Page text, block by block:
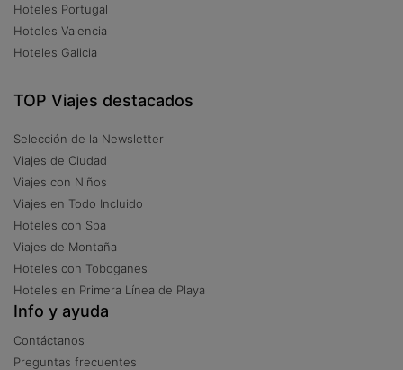
Hoteles Portugal
Hoteles Valencia
Hoteles Galicia
TOP Viajes destacados
Selección de la Newsletter
Viajes de Ciudad
Viajes con Niños
Viajes en Todo Incluido
Hoteles con Spa
Viajes de Montaña
Hoteles con Toboganes
Hoteles en Primera Línea de Playa
Info y ayuda
Contáctanos
Preguntas frecuentes